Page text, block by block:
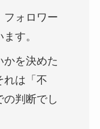
フォロワー
す。
を決めた
れは「不
判断でし